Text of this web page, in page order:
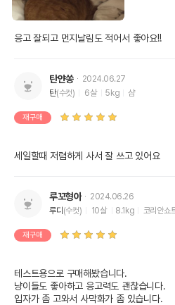
응고 잘되고 먼지날림도 적어서 좋아요!!
탄얀쏭
2024.06.27
탄(수컷) 6살 5kg 샴
재구매
세일할때 저렴하게 사서 잘 쓰고 있어요
루꼬형아
2024.06.26
루디 (수컷) 10살 8.1kg 코리안쇼
재구매
테스트용으로 구매해봤습니다.
냥이들도 좋아하고 응고력도 괜찮습니다.
입자가 좀 고와서 사막화가 좀 있습니다.